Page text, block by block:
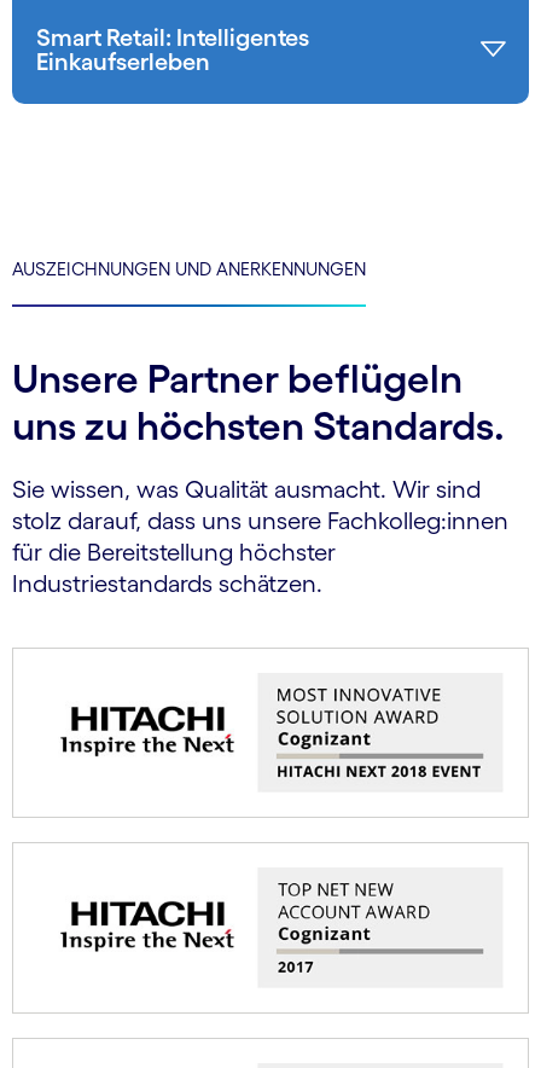
Smart Retail: Intelligentes
Einkaufserleben
AUSZEICHNUNGEN UND ANERKENNUNGEN
Unsere Partner beflügeln
uns zu höchsten Standards.
Sie wissen, was Qualität ausmacht. Wir sind
stolz darauf, dass uns unsere Fachkolleg:innen
für die Bereitstellung höchster
Industriestandards schätzen.